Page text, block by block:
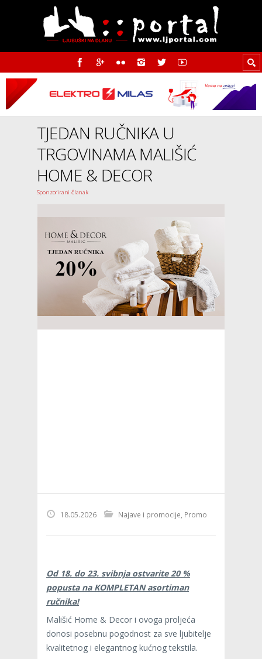
TJEDAN RUČNIKA U
TRGOVINAMA MALIŠIĆ
HOME & DECOR
Sponzorirani članak
18.05.2026 Najave i promocije Promo
Od 18. do 23. svibnja ostvarite 20 %
popusta na KOMPLETAN asortiman
ručnika!
Mališić Home & Decor i ovoga proljeća
donosi posebnu pogodnost za sve ljubitelje
kvalitetnog i elegantnog kućnog tekstila.